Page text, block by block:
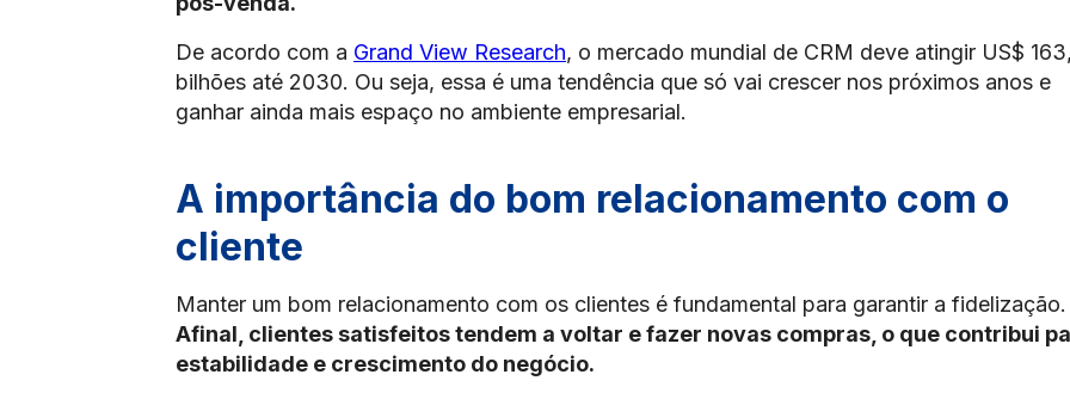
De acordo com a Grand View Research, o mercado mundial de CRM deve atingir US$
bilhões até 2030. Ou seja, essa é uma tendência que só vai crescer nos próximos anos e
ganhar ainda mais espaço no ambiente empresarial.
A importância do bom relacionamento com o
cliente
Manter um bom relacionamento com os clientes é fundamental para garantir a fidelização.
Afinal, clientes satisfeitos tendem a voltar e fazer novas compras, o que contribui
estabilidade e crescimento do negócio.